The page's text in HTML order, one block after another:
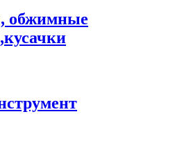
обжимные